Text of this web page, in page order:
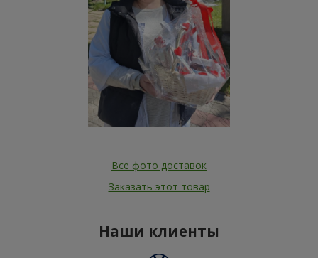
Все фото доставок
Заказать этот товар
Наши клиенты